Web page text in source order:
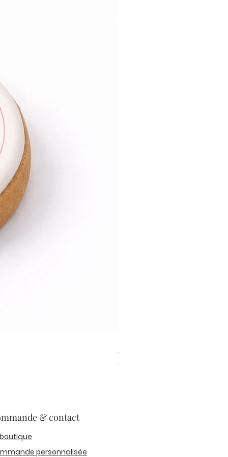
Colour Mill Aqua Blend Sea
Prix
6,20 €
& contact
personnalisée